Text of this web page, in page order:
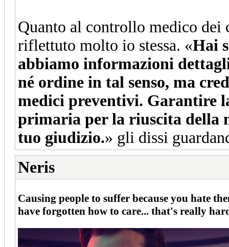
Quanto al controllo medico dei
riflettuto molto io stessa. «Hai
abbiamo informazioni
né ordine in tal senso, ma
medici preventivi. Garantire
primaria per la riuscita della
tuo giudizio.» gli dissi
Neris
Causing people to suffer because you hate
have forgotten how to care... that's really